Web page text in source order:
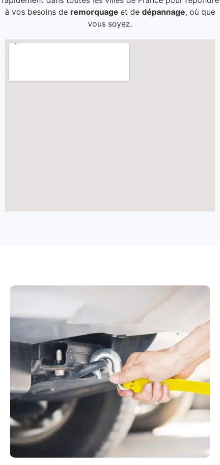
à vos besoins de remorquage et de dépannage, où que
vous soyez.